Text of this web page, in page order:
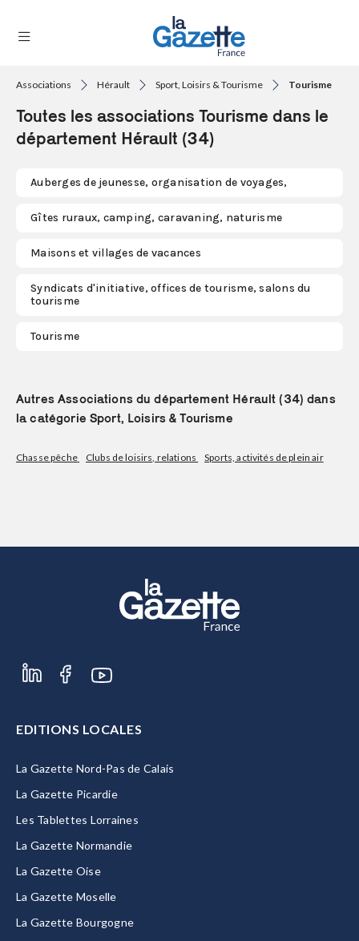
RÉGIONS
LA
Se
S'abonner
Associations Hérault Sport, Loisirs & Tourisme Tourisme
Toutes les associations Tourisme dans le
département Hérault (34)
Auberges de jeunesse, organisation de voyages,
Gîtes ruraux, camping, caravaning, naturisme
Maisons et villages de vacances
Syndicats d'initiative, offices de tourisme, salons du
tourisme
Tourisme
Autres Associations du département Hérault (34) dans
la catégorie Sport, Loisirs & Tourisme
Chasse pêche Clubs de loisirs, relations Sports, activités de plein air
EDITIONS LOCALES
La Gazette Nord-Pas de Calais
La Gazette Picardie
Les Tablettes Lorraines
La Gazette Normandie
La Gazette Oise
La Gazette Moselle
La Gazette Bourgogne